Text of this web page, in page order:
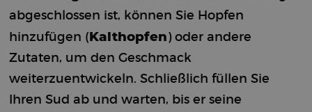
abgeschlossen ist, können Sie Hopfen
hinzufügen (Kalthopfen ) oder andere
Zutaten, um den Geschmack
weiterzuentwickeln. Schließlich füllen Sie
Ihren Sud ab und warten, bis er seine